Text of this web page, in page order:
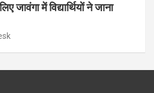
जावंगा में विद्यार्थियों ने जाना